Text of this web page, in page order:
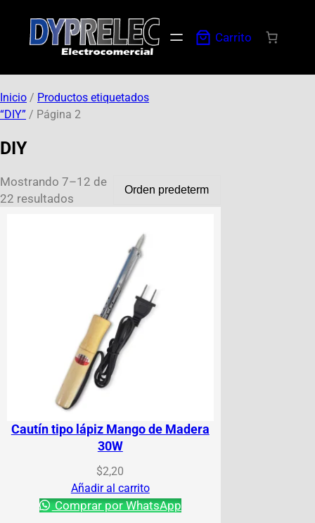
Carrito
Inicio / Productos etiquetados
“DIY” / Página 2
DIY
Mostrando 7–12 de
22 resultados
Cautín tipo lápiz Mango de Madera
30W
$2,20
Añadir al carrito
Comprar por WhatsApp